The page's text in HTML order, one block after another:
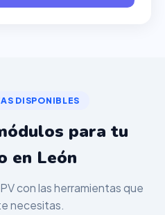
DISPONIBLES
para tu
en León
con las herramientas que
necesitas.